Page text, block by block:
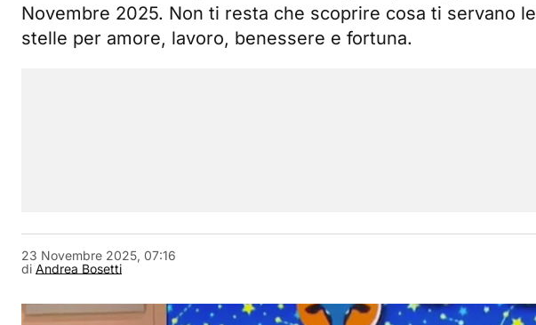
Novembre 2025. Non ti resta che scoprire cosa ti servano le
stelle per amore, lavoro, benessere e fortuna.
di Andrea Bosetti
23 Novembre 2025, 07:16